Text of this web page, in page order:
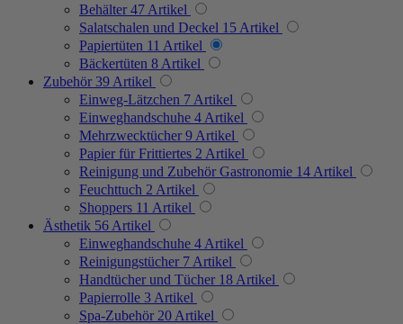
Behälter 47 Artikel
Salatschalen und Deckel 15 Artikel
Papiertüten 11 Artikel
Bäckertüten 8 Artikel
Zubehör 39 Artikel
Einweg-Lätzchen 7 Artikel
Einweghandschuhe 4 Artikel
Mehrzwecktücher 9 Artikel
Papier für Frittiertes 2 Artikel
Reinigung und Zubehör Gastronomie 14 Artikel
Feuchttuch 2 Artikel
Shoppers 11 Artikel
Ästhetik 56 Artikel
Einweghandschuhe 4 Artikel
Reinigungstücher 7 Artikel
Handtücher und Tücher 18 Artikel
Papierrolle 3 Artikel
Spa-Zubehör 20 Artikel